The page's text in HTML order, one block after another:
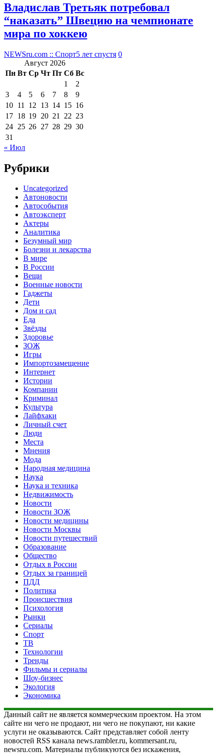
Владислав Третьяк потребовал
“наказать” Швецию на чемпионате
мира по хоккею
NEWSru.com :: Спорт5 лет спустя 0
Август 2026
Пн Вт Ср Чт Пт Сб Вс
1
2
3
4 5 6 7 8
9
10 11 12 13 14 15 16
17 18 19 20 21 22 23
24 25 26 27 28 29 30
31
« Июл
Рубрики
Uncategorized
Автоновости
Автособытия
Автоэксперт
Актеры
Аналитика
Безумный мир
Болезни и лекарства
В мире
В России
Вещи
Военные новости
Гаджеты
Дети
Дом и сад
Еда
Звёзды
Здоровье
ЗОЖ
Игры
Импортозамещение
Интернет
Истории
Компании
Криминал
Культура
Лайфхаки
Личный счет
Люди
Места
Мнения
Мода
Народная медицина
Наука
Наука и техника
Недвижимость
Новости
Новости ЗОЖ
Новости медицины
Новости Москвы
Новости путешествий
Образование
Общество
Отдых в России
Отдых за границей
ПДД
Политика
Происшествия
Психология
Рынки
Сериалы
Спорт
ТВ
Технологии
Тренды
Фильмы и сериалы
Шоу-бизнес
Экология
Экономика
Данный сайт не является коммерческим проектом. На этом
сайте ни чего не продают, ни чего не покупают, ни какие
услуги не оказываются. Сайт представляет собой ленту
новостей RSS канала news.rambler.ru, kommersant.ru,
newsru.com. Материалы публикуются без искажения,